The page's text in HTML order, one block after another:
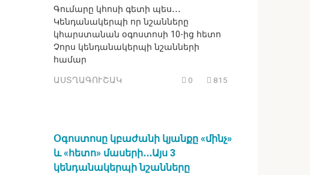
Գումարը կհոսի գետի պես․․․
Կենդանակերպի որ նշանները
կհարստանան օգոստոսի 10-ից հետո
Չորս կենդանակերպի նշանների
համար
ԱՍՏՂԱԳՈՒՇԱԿ 0 815
Օգոստոսը կբաժանի կյանքը «մինչ»
և «հետո» մասերի․․․Այս 3
կենդանակերպի նշանները